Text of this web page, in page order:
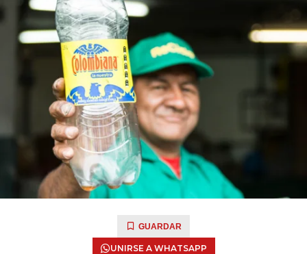
GUARDAR
UNIRSE A WHATSAPP